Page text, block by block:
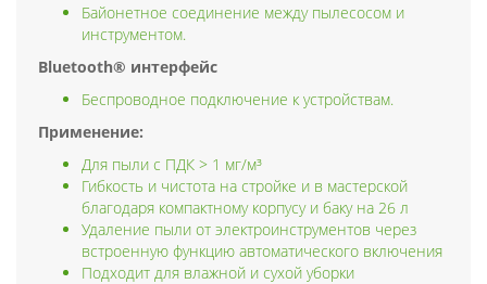
Байонетное соединение между пылесосом и
инструментом.
Bluetooth® интерфейс
Беспроводное подключение к устройствам.
Применение:
Для пыли с ПДК > 1 мг/м³
Гибкость и чистота на стройке и в мастерской
благодаря компактному корпусу и баку на 26 л
Удаление пыли от электроинструментов через
встроенную функцию автоматического включения
Подходит для влажной и сухой уборки